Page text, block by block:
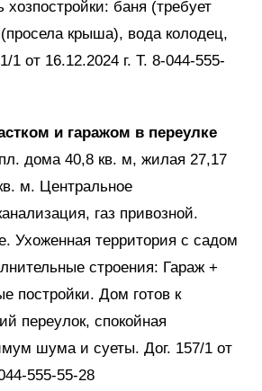
хозпостройки: баня (требует
крыша), вода колодец,
1 от 16.12.2024 г. Т. 8-044-555-
и гаражом в переулке
дома 40,8 кв. м, жилая 27,17
м. Центральное
газ привозной.
Ухоженная территория с садом
строения: Гараж +
постройки. Дом готов к
переулок, спокойная
шума и суеты. Дог. 157/1 от
555-55-28